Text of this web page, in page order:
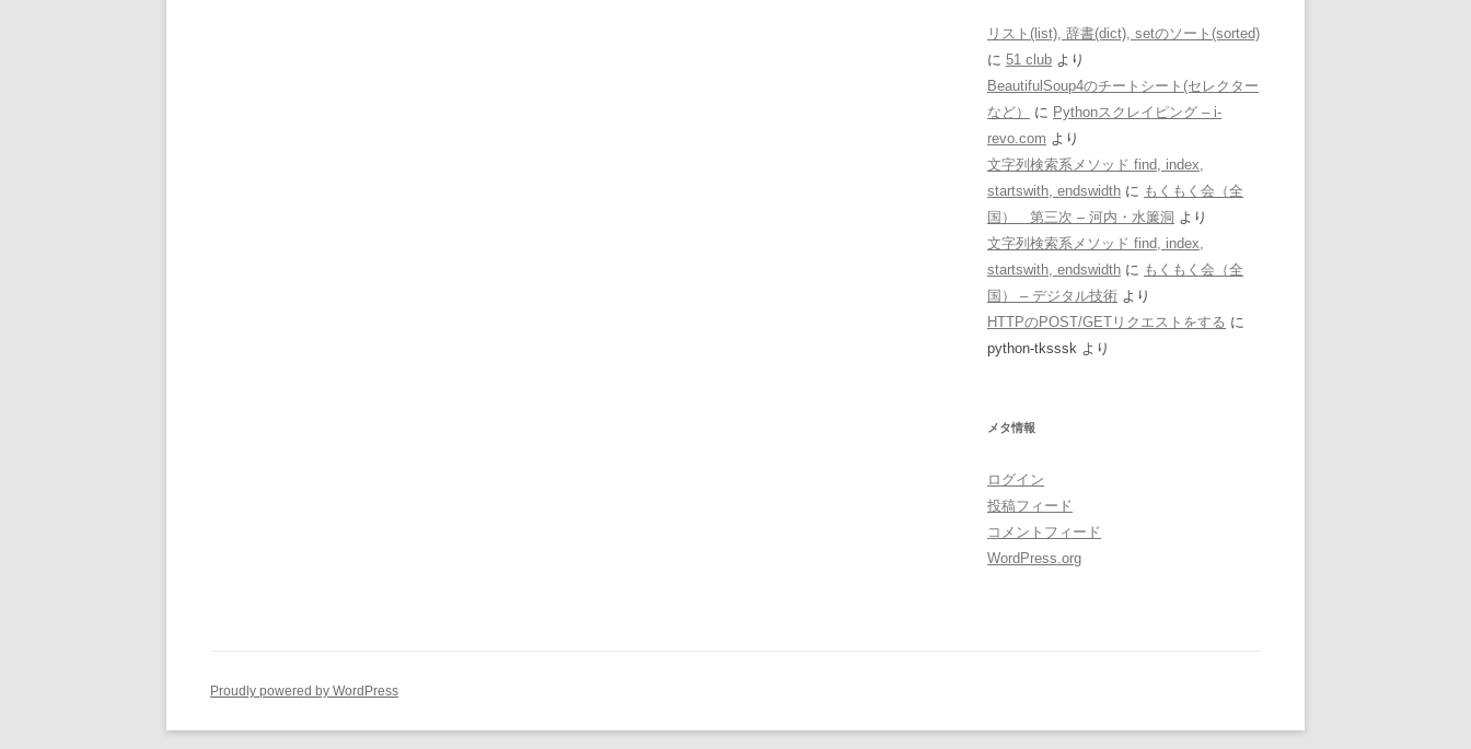
リスト(list), 辞書(dict), setのソート(sorted)
に 51 club より
BeautifulSoup4のチートシート(セレクター
など）
に Pythonスクレイピング – i-
revo.com より
文字列検索系メソッド find, index,
startswith, endswidth に もくもく会（全
国） 第三次 – 河内・水簾洞 より
文字列検索系メソッド find, index,
startswith, endswidth に もくもく会（全
国） – デジタル技術 より
HTTPのPOST/GETリクエストをする に
python-tksssk より
メタ情報
ログイン
投稿フィード
コメントフィード
WordPress.org
Proudly powered by WordPress